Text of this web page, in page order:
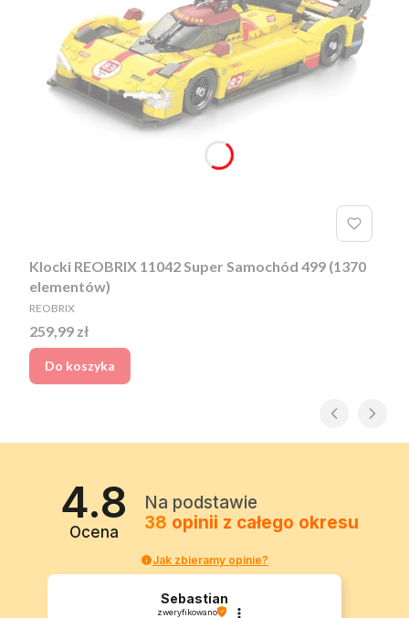
Klocki REOBRIX 11042 Super Samochód 499 (1370
elementów)
PRODUCENT
REOBRIX
Cena
259,99 zł
Do koszyka
4.8
Ocena
Na podstawie
38 opinii z całego okresu
Jak zbieramy opinie?
Sebastian
zweryfikowano